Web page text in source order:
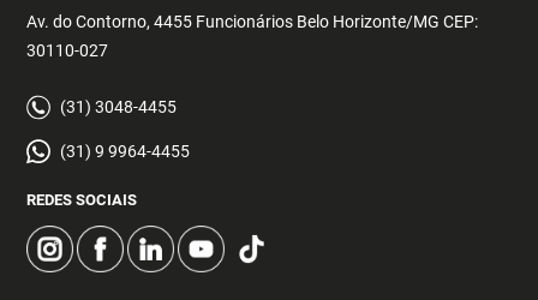
Av. do Contorno, 4455 Funcionários Belo Horizonte/MG CEP:
30110-027
(31) 3048-4455
(31) 9 9964-4455
REDES SOCIAIS